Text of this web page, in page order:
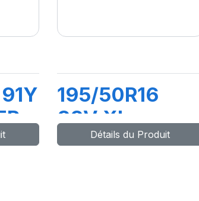
195/50R16
88V XL
DYNAXER HP4
Détails du Produit